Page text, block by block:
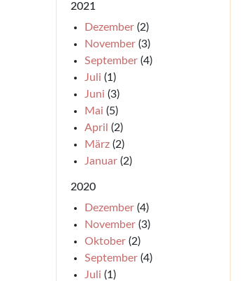
2021
Dezember(2)
November(3)
September(4)
Juli (1)
Juni (3)
Mai (5)
April (2)
März(2)
Januar(2)
2020
Dezember(4)
November(3)
Oktober(2)
September(4)
Juli (1)